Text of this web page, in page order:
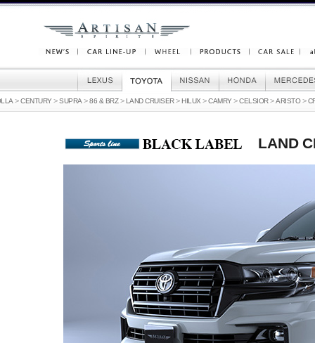
>CENTURY >SUPRA >86 & BRZ >LAND CRUISER >HILUX >CAMRY >CELSIOR >ARISTO >
LAND